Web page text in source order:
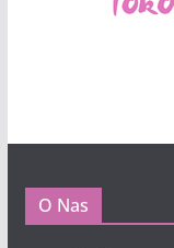
O Nas